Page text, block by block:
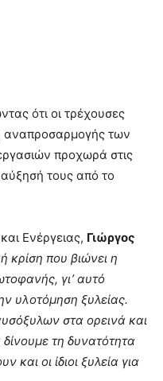
ότι οι τρέχουσες
αναπροσαρμογής των
προχωρά στις
αύξησή τους από το
Ενέργειας, Γιώργος
κρίση που βιώνει η
γι’ αυτό
υλοτόμηση ξυλείας.
στα ορεινά και
τη δυνατότητα
και οι ίδιοι ξυλεία για